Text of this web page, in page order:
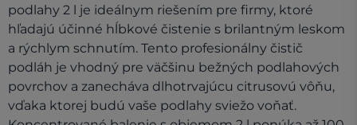
podlahy 2 l je ideálnym riešením pre firmy, ktoré
hľadajú účinné hĺbkové čistenie s brilantným leskom
a rýchlym schnutím. Tento profesionálny čistič
podláh je vhodný pre väčšinu bežných podlahových
povrchov a zanecháva dlhotrvajúcu citrusovú vôňu,
vďaka ktorej budú vaše podlahy sviežo voňať.